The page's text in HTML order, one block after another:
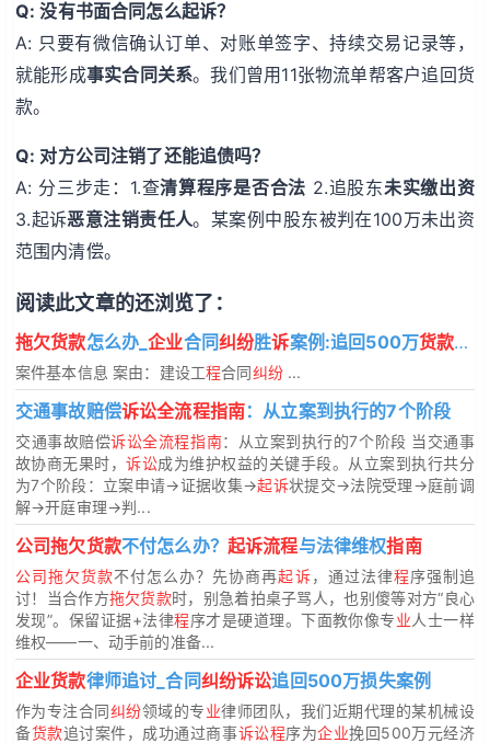
Q: 没有书面合同怎么起诉？
A: 只要有微信确认订单、对账单签字、持续交易记录等，
就能形成事实合同关系。我们曾用11张物流单帮客户追回货
款。
Q: 对方公司注销了还能追债吗？
A: 分三步走：1.查清算程序是否合法 2.追股东未实缴出资
3.起诉恶意注销责任人。某案例中股东被判在100万未出资
范围内清偿。
阅读此文章的还浏览了：
拖欠货款怎么办_企业合同纠纷胜诉案例:追回500万货款+违
案件基本信息 案由：建设工程合同纠纷...
交通事故赔偿诉讼全流程指南：从立案到执行的7个阶段
交通事故赔偿诉讼全流程指南：从立案到执行的7个阶段 当交通事
故协商无果时，诉讼成为维护权益的关键手段。从立案到执行共分
为7个阶段：立案申请→证据收集→起诉状提交→法院受理→庭前调
解→开庭审理→判...
公司拖欠货款不付怎么办？ 起诉流程与法律维权指南
公司拖欠货款不付怎么办？先协商再起诉，通过法律程序强制追
讨！当合作方拖欠货款时，别急着拍桌子骂人，也别傻等对方“良心
发现”。保留证据+法律程序才是硬道理。下面教你像专业人士一样
维权——一、动手前的准备...
企业货款律师追讨_合同纠纷诉讼追回500万损失案例
作为专注合同纠纷领域的专业律师团队，我们近期代理的某机械设
备货款追讨案件，成功通过商事诉讼程序为企业挽回500万元经济